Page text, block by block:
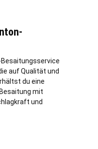
auf Qualität und
du eine
mit
und